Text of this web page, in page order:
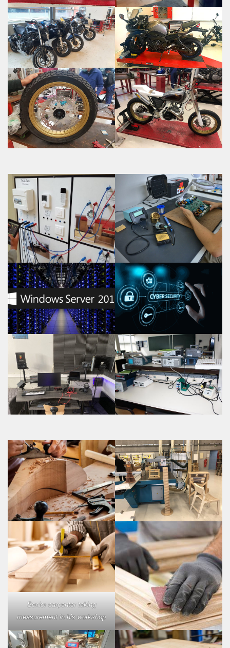
Senior carpenter taking
measurement in his workshop